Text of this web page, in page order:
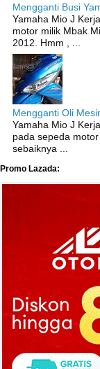
Mengganti Busi
Yamaha Mio J
motor milik Mbak
2012. Hmm , ...
Mengganti Oli
Yamaha Mio J
pada sepeda
sebaiknya ...
Promo Lazada: